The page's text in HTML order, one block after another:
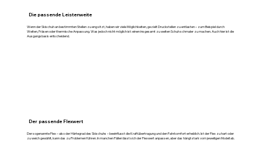
Die passende Leistenweite
Wenn der Skischuh an bestimmten Stellen zu eng sitzt, haben wir viele Möglichkeiten, gezielt Druckstellen zu entlasten – zum Beispiel durch
Weiten, Fräsen oder thermische Anpassung. Was jedoch nicht möglich ist: einen insgesamt zu weiten Schuh schmaler zu machen. Auch hier ist die
Ausgangsbasis entscheidend.
Der passende Flexwert
Der sogenannte Flex – also der Härtegrad des Skischuhs – beeinflusst die Kraftübertragung und den Fahrkomfort erheblich. Ist der Flex zu hart oder
zu weich gewählt, kann das zu Problemen führen. In manchen Fällen lässt sich der Flexwert anpassen, aber das hängt stark vom jeweiligen Modell ab.